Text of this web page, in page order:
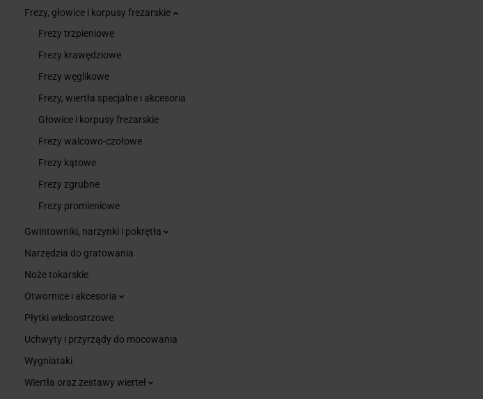
Frezy, głowice i korpusy frezarskie
Frezy trzpieniowe
Frezy krawędziowe
Frezy węglikowe
Frezy, wiertła specjalne i akcesoria
Głowice i korpusy frezarskie
Frezy walcowo-czołowe
Frezy kątowe
Frezy zgrubne
Frezy promieniowe
Gwintowniki, narzynki i pokrętła
Narzędzia do gratowania
Noże tokarskie
Otwornice i akcesoria
Płytki wieloostrzowe
Uchwyty i przyrządy do mocowania
Wygniataki
Wiertła oraz zestawy wierteł